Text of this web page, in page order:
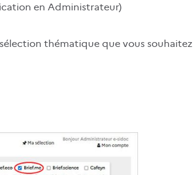
en Administrateur)
sélection thématique que vous souhaitez